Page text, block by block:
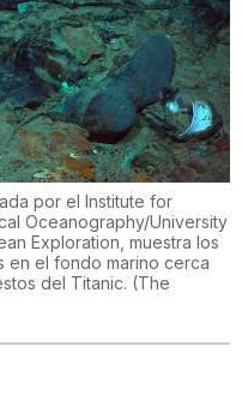
por el Institute for
Oceanography/University
Exploration, muestra los
en el fondo marino cerca
del Titanic. (The